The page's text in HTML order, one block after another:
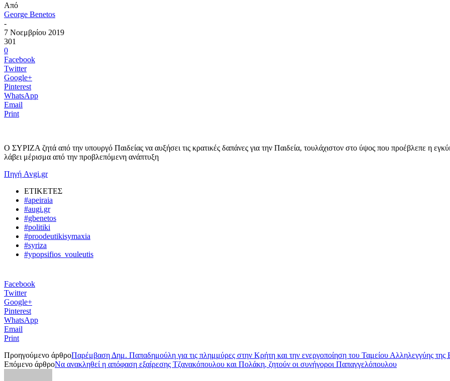
Από
George Benetos
-
7 Νοεμβρίου 2019
301
0
Facebook
Twitter
Google+
Pinterest
WhatsApp
Email
Print
Ο ΣΥΡΙΖΑ ζητά από την υπουργό Παιδείας να αυξήσει τις κρατικές δαπάνες για την Παιδεία, τουλάχιστον στο ύψος που προέβλεπε η
λάβει μέρισμα από την προβλεπόμενη ανάπτυξη
Πηγή Avgi.gr
ΕΤΙΚΕΤΕΣ
#apeiraia
#augi.gr
#gbenetos
#politiki
#proodeutikisymaxia
#syriza
#ypopsifios_vouleutis
Facebook
Twitter
Google+
Pinterest
WhatsApp
Email
Print
Προηγούμενο άρθροΠαρέμβαση Δημ. Παπαδημούλη για τις πλημμύρες στην Κρήτη και την ενεργοποίηση του Ταμείου Αλληλεγγύης της
Επόμενο άρθροΝα ανακληθεί η απόφαση εξαίρεσης Τζανακόπουλου και Πολάκη, ζητούν οι συνήγοροι Παπαγγελόπουλου